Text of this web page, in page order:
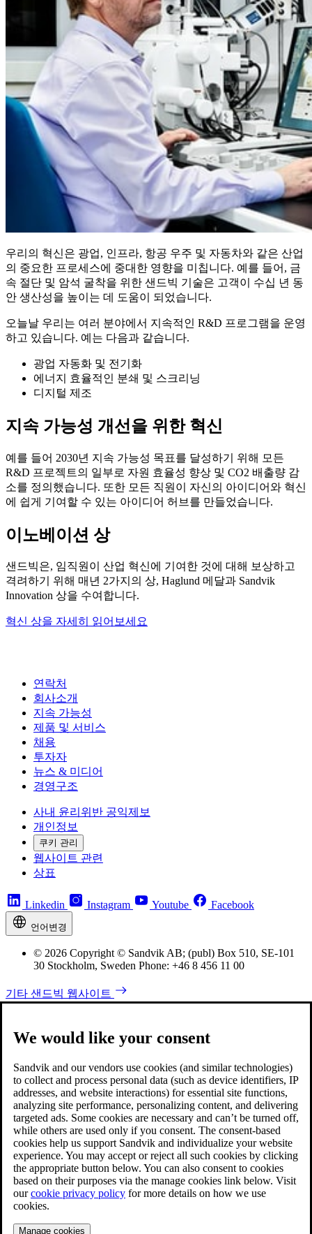
우리의 혁신은 광업, 인프라, 항공 우주 및 자동차와 같은 산업
의 중요한 프로세스에 중대한 영향을 미칩니다. 예를 들어, 금
속 절단 및 암석 굴착을 위한 샌드빅 기술은 고객이 수십 년 동
안 생산성을 높이는 데 도움이 되었습니다.
오늘날 우리는 여러 분야에서 지속적인 R&D 프로그램을 운영
하고 있습니다. 예는 다음과 같습니다.
광업 자동화 및 전기화
에너지 효율적인 분쇄 및 스크리닝
디지털 제조
지속 가능성 개선을 위한 혁신
예를 들어 2030년 지속 가능성 목표를 달성하기 위해 모든
R&D 프로젝트의 일부로 자원 효율성 향상 및 CO2 배출량 감
소를 정의했습니다. 또한 모든 직원이 자신의 아이디어와 혁신
에 쉽게 기여할 수 있는 아이디어 허브를 만들었습니다.
이노베이션 상
샌드빅은, 임직원이 산업 혁신에 기여한 것에 대해 보상하고
격려하기 위해 매년 2가지의 상, Haglund 메달과 Sandvik
Innovation 상을 수여합니다.
혁신 상을 자세히 읽어보세요
연락처
회사소개
지속 가능성
제품 및 서비스
채용
투자자
뉴스 & 미디어
경영구조
사내 윤리위반 공익제보
개인정보
쿠키 관리
웹사이트 관련
상표
Linkedin Instagram Youtube Facebook
언어변경
© 2026 Copyright © Sandvik AB; (publ) Box 510, SE-101
30 Stockholm, Sweden Phone: +46 8 456 11 00
기타 샌드빅 웹사이트
We would like your consent
Sandvik and our vendors use cookies (and similar technologies)
to collect and process personal data (such as device identifiers, IP
addresses, and website interactions) for essential site functions,
analyzing site performance, personalizing content, and delivering
targeted ads. Some cookies are necessary and can’t be turned off,
while others are used only if you consent. The consent-based
cookies help us support Sandvik and individualize your website
experience. You may accept or reject all such cookies by clicking
the appropriate button below. You can also consent to cookies
based on their purposes via the manage cookies link below. Visit
ourcookie privacy policy for more details on how we use
cookies.
Manage cookies